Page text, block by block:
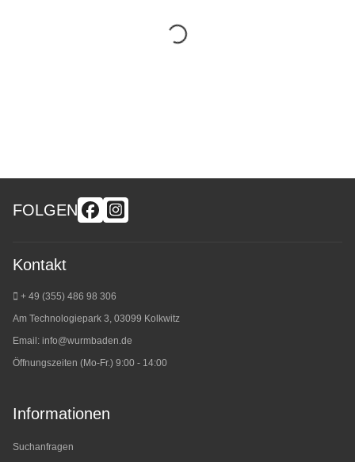
FOLGEN
Kontakt
+ 49 (355) 486 98 306
Am Technologiepark 3, 03099 Kolkwitz
Email: info@wurmbaden.de
Öffnungszeiten (Mo-Fr.) 9:00 - 14:00
Informationen
Suchanfragen